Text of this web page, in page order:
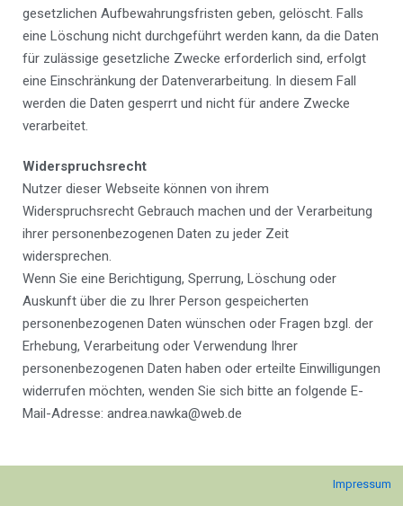
gesetzlichen Aufbewahrungsfristen geben, gelöscht. Falls
eine Löschung nicht durchgeführt werden kann, da die Daten
für zulässige gesetzliche Zwecke erforderlich sind, erfolgt
eine Einschränkung der Datenverarbeitung. In diesem Fall
werden die Daten gesperrt und nicht für andere Zwecke
verarbeitet.
Widerspruchsrecht
Nutzer dieser Webseite können von ihrem
Widerspruchsrecht Gebrauch machen und der Verarbeitung
ihrer personenbezogenen Daten zu jeder Zeit
widersprechen.
Wenn Sie eine Berichtigung, Sperrung, Löschung oder
Auskunft über die zu Ihrer Person gespeicherten
personenbezogenen Daten wünschen oder Fragen bzgl. der
Erhebung, Verarbeitung oder Verwendung Ihrer
personenbezogenen Daten haben oder erteilte Einwilligungen
widerrufen möchten, wenden Sie sich bitte an folgende E-
Mail-Adresse: andrea.nawka@web.de
Impressum